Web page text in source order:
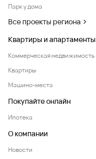
Парк у дома
Все проекты региона
Квартиры и апартаменты
Коммерческая недвижимость
Квартиры
Машино-места
Покупайте онлайн
Ипотека
О компании
Новости